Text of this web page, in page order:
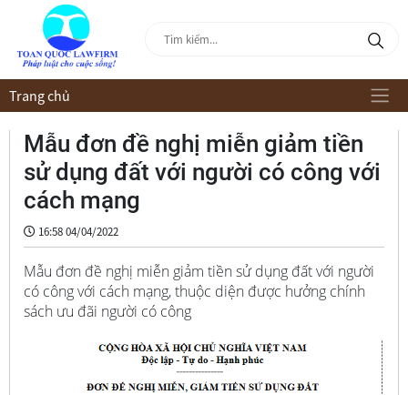
Trang chủ
Mẫu đơn đề nghị miễn giảm tiền
sử dụng đất với người có công với
cách mạng
16:58 04/04/2022
Mẫu đơn đề nghị miễn giảm tiền sử dụng đất với người
có công với cách mạng, thuộc diện được hưởng chính
sách ưu đãi người có công